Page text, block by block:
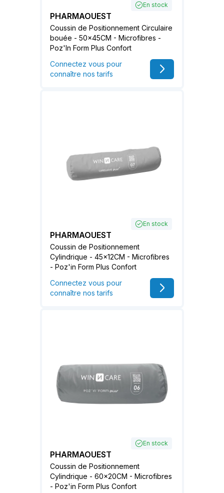
En stock
PHARMAOUEST
Coussin de Positionnement Circulaire
bouée - 50x45CM - Microfibres -
Poz'In Form Plus Confort
Connectez vous pour
connaître nos tarifs
En stock
PHARMAOUEST
Coussin de Positionnement
Cylindrique - 45x12CM - Microfibres
- Poz'in Form Plus Confort
Connectez vous pour
connaître nos tarifs
En stock
PHARMAOUEST
Coussin de Positionnement
Cylindrique - 60x20CM - Microfibres
- Poz'in Form Plus Confort